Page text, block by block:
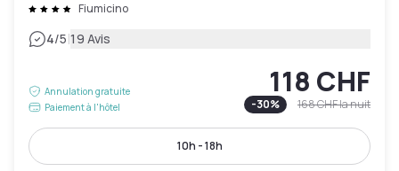
Fiumicino
4/5|19 Avis
Annulation gratuite
Paiement à l'hôtel
118 CHF
-30% 168 CHFla nuit
10h - 18h